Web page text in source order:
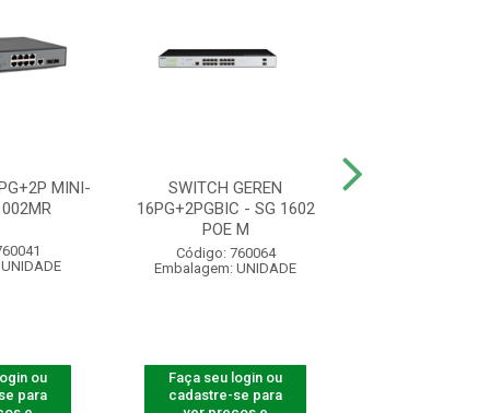
MINI-
ou
para
SWITCH GEREN
16PG+2PGBIC - SG 1602
POE M
Código: 760064
Embalagem: UNIDADE
Faça seu login ou
cadastre-se para